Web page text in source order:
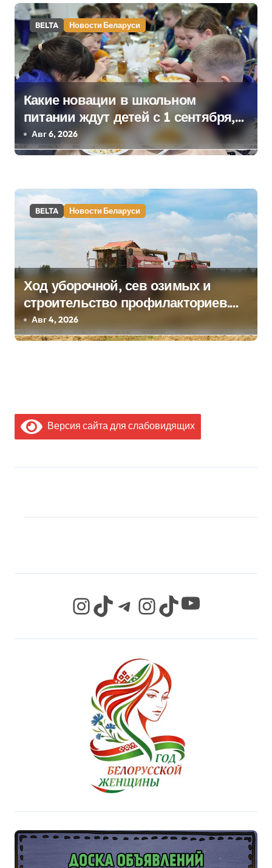
а
п
и
с
я
м
BELTA Новости Беларуси
Какие новации в школьном
питании ждут детей с 1 сентября,
рассказали в правительстве
Авг 6, 2026
BELTA Новости Беларуси
Ход уборочной, сев озимых и
строительство профилакториев.
Лукашенко заслушал доклад главы
Минсельхозпрода
Авг 4, 2026
Версия сайта для слабовидящих
InstagramTikTok Telegram InstagramTikTok YouTube